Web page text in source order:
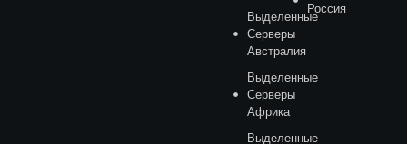
Выделенные
Серверы
Австралия
Выделенные
Серверы
Африка
Выделенные
Россия